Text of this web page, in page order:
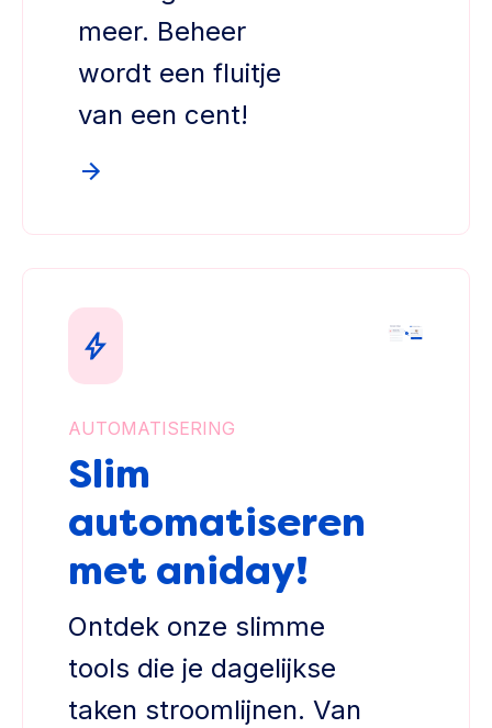
meer. Beheer
wordt een fluitje
van een cent!
AUTOMATISERING
Slim
automatiseren
met aniday!
Ontdek onze slimme
tools die je dagelijkse
taken stroomlijnen. Van